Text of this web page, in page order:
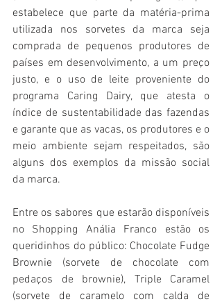
estabelece que parte da matéria-prima
utilizada nos sorvetes da marca seja
comprada de pequenos produtores de
países em desenvolvimento, a um preço
justo, e o uso de leite proveniente do
programa Caring Dairy, que atesta o
índice de sustentabilidade das fazendas
e garante que as vacas, os produtores e o
meio ambiente sejam respeitados, são
alguns dos exemplos da missão social
da marca.
Entre os sabores que estarão disponíveis
no Shopping Anália Franco estão os
queridinhos do público: Chocolate Fudge
Brownie (sorvete de chocolate com
pedaços de brownie), Triple Caramel
(sorvete de caramelo com calda de